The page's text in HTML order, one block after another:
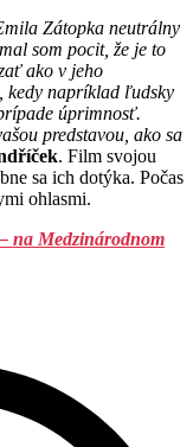
Zátopka neutrálny
som pocit, že je to
ako v jeho
kedy napríklad ľudsky
úprimnosť.
predstavou, ako sa
. Film svojou
sa ich dotýka. Počas
ohlasmi.
na Medzinárodnom